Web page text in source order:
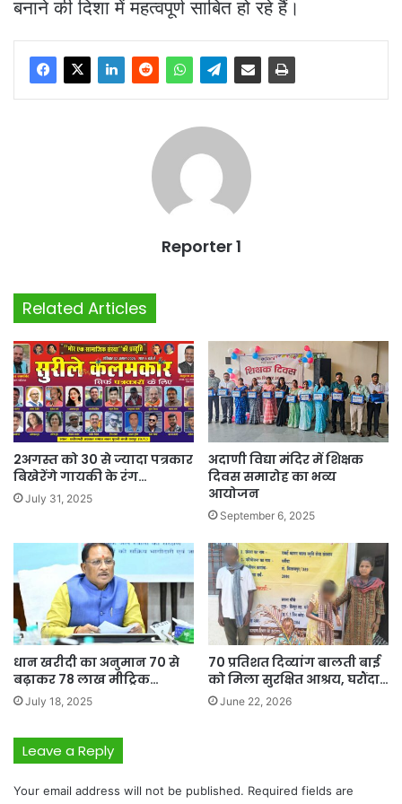
बनाने की दिशा में महत्वपूर्ण साबित हो रहे हैं।
Reporter 1
Related Articles
2अगस्त को 30 से ज्यादा पत्रकार
बिखेरेंगे गायकी के रंग…
July 31, 2025
अदाणी विद्या मंदिर में शिक्षक
दिवस समारोह का भव्य
आयोजन
September 6, 2025
धान खरीदी का अनुमान 70 से
बढ़ाकर 78 लाख मीट्रिक…
July 18, 2025
70 प्रतिशत दिव्यांग बालती बाई
को मिला सुरक्षित आश्रय, घरौंदा…
June 22, 2026
Leave a Reply
Your email address will not be published. Required fields are